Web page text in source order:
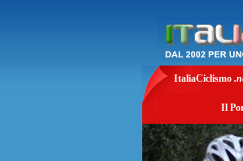
ItaliaCiclismo
Il